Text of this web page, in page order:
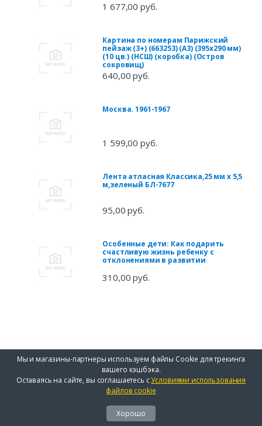
1 677,00 руб.
Картина по номерам Парижский
пейзаж (3+) (663253) (А3) (395х290 мм)
(10 цв.) (НСШ) (коробка) (Остров
сокровищ)
640,00 руб.
Москва. 1961-1967
1 599,00 руб.
Лента атласная Классика,25 мм х 5,5
м,зеленый БЛ-7677
95,00 руб.
Особенные дети: Как подарить
счастливую жизнь ребенку с
отклонениями в развитии
310,00 руб.
Мы и магазины-партнеры используем файлы Cookie для трекинга
вашего кэшбэка.
Оставаясь на сайте, вы соглашаетесь сУсловиями использования
файлов cookie
Хорошо